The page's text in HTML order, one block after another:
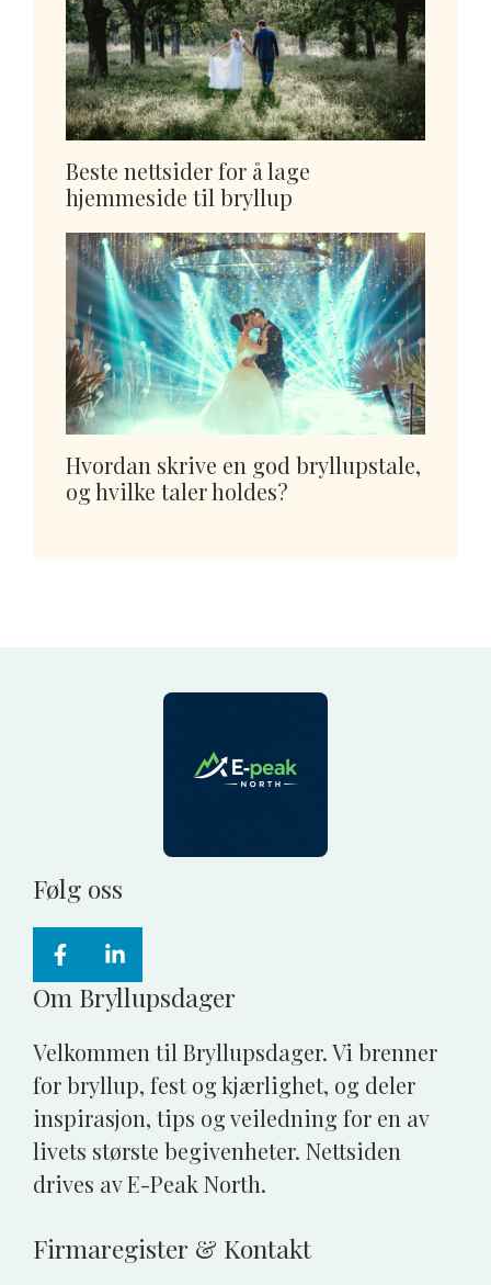
Beste nettsider for å lage
hjemmeside til bryllup
Hvordan skrive en god bryllupstale,
og hvilke taler holdes?
Følg oss
Om Bryllupsdager
Velkommen til Bryllupsdager. Vi brenner
for bryllup, fest og kjærlighet, og deler
inspirasjon, tips og veiledning for en av
livets største begivenheter. Nettsiden
drives av E-Peak North.
Firmaregister & Kontakt